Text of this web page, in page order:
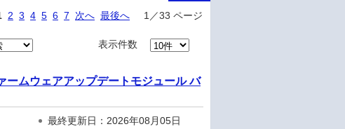
2 3 4 5 6 7 次へ 最後へ 1／33 ページ
表示件数
ームウェアアップデートモジュール バ
最終更新日：2026年08月05日